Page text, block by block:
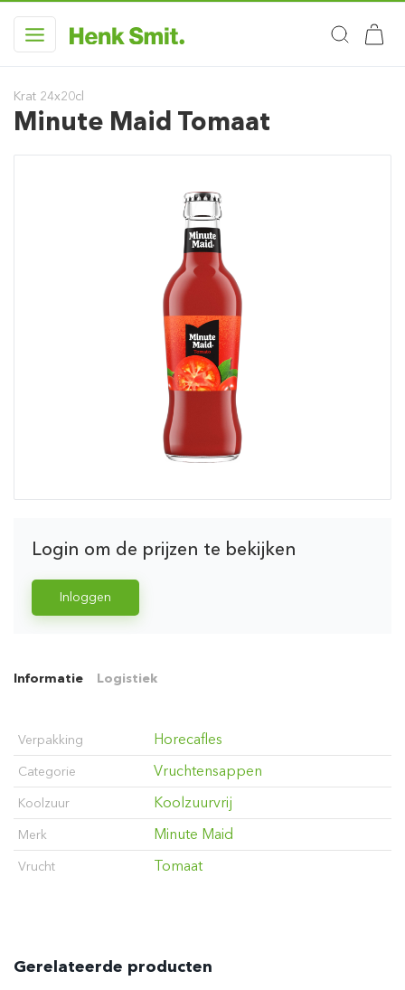
Krat 24x20cl
Minute Maid Tomaat
Login om de prijzen te bekijken
Inloggen
Informatie Logistiek
Verpakking Horecafles
Categorie Vruchtensappen
Koolzuur Koolzuurvrij
Merk Minute Maid
Vrucht Tomaat
Gerelateerde producten